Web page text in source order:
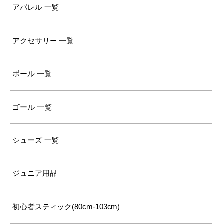
アパレル 一覧
アクセサリー 一覧
ボール 一覧
ゴール 一覧
シューズ 一覧
ジュニア用品
初心者スティック(80cm-103cm)